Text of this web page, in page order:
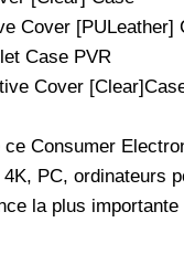
Cover [PULeather]
Case PVR
Zero Protective Cover
Consumer
PC, ordinateurs
la plus